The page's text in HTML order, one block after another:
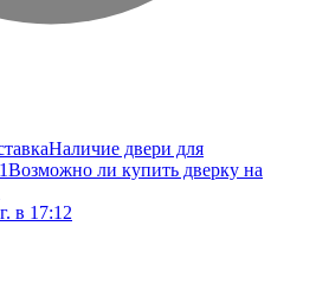
Наличие двери для
Возможно ли купить дверку на
в 17:12